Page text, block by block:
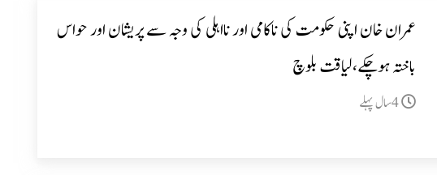
عمران خان اپنی حکومت کی ناکامی اور نااہلی کی وجہ سے پریشان اور حواس
باختہ ہوچکے،لیاقت بلوچ